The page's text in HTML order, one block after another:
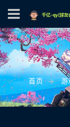
首页 游